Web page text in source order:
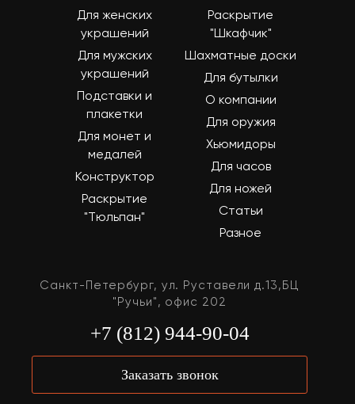
Для женских
украшений
Для мужских
украшений
Подставки и
плакетки
Для монет и
медалей
Конструктор
Раскрытие
"Тюльпан"
Раскрытие
"Шкафчик"
Шахматные доски
Для бутылки
О компании
Для оружия
Хьюмидоры
Для часов
Для ножей
Статьи
Разное
Санкт-Петербург, ул. Руставели д.13,БЦ
"Ручьи", офис 202
+7 (812) 944-90-04
Заказать звонок